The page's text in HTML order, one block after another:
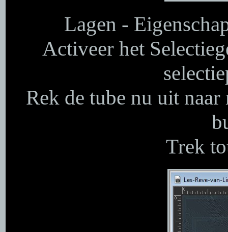
Lagen -
Activeer het
Rek de tube nu uit
Trek